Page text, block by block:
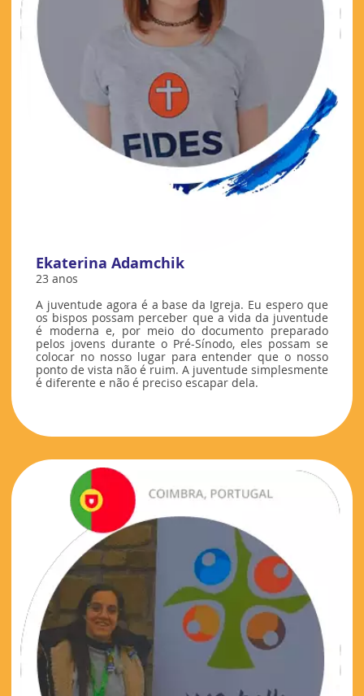
Ekaterina Adamchik
23 anos
A juventude agora é a base da Igreja. Eu espero que
os bispos possam perceber que a vida da juventude
é moderna e, por meio do documento preparado
pelos jovens durante o Pré-Sínodo, eles possam se
colocar no nosso lugar para entender que o nosso
ponto de vista não é ruim. A juventude simplesmente
é diferente e não é preciso escapar dela.